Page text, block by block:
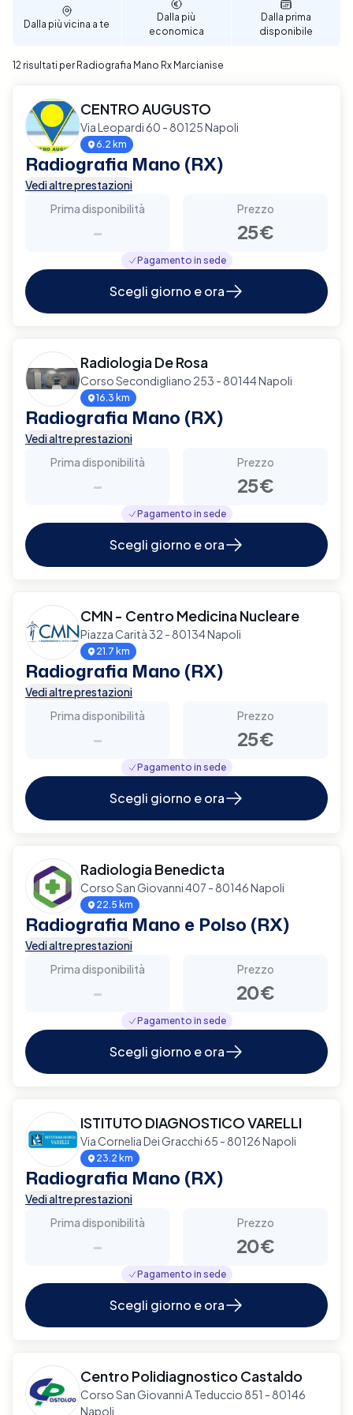
Dalla più vicina a te
Dalla più
economica
Dalla prima
disponibile
12 risultati per Radiografia Mano Rx Marcianise
CENTRO AUGUSTO
Via Leopardi 60 - 80125 Napoli
6.2 km
Radiografia Mano (RX)
Vedi altre prestazioni
Prima disponibilità
-
Prezzo
25€
Pagamento in sede
Scegli giorno e ora
Radiologia De Rosa
Corso Secondigliano 253 - 80144 Napoli
16.3 km
Radiografia Mano (RX)
Vedi altre prestazioni
Prima disponibilità
-
Prezzo
25€
Pagamento in sede
Scegli giorno e ora
CMN - Centro Medicina Nucleare
Piazza Carità 32 - 80134 Napoli
21.7 km
Radiografia Mano (RX)
Vedi altre prestazioni
Prima disponibilità
-
Prezzo
25€
Pagamento in sede
Scegli giorno e ora
Radiologia Benedicta
Corso San Giovanni 407 - 80146 Napoli
22.5 km
Radiografia Mano e Polso (RX)
Vedi altre prestazioni
Prima disponibilità
-
Prezzo
20€
Pagamento in sede
Scegli giorno e ora
ISTITUTO DIAGNOSTICO VARELLI
Via Cornelia Dei Gracchi 65 - 80126 Napoli
23.2 km
Radiografia Mano (RX)
Vedi altre prestazioni
Prima disponibilità
-
Prezzo
20€
Pagamento in sede
Scegli giorno e ora
Centro Polidiagnostico Castaldo
Corso San Giovanni A Teduccio 851 - 80146
Napoli